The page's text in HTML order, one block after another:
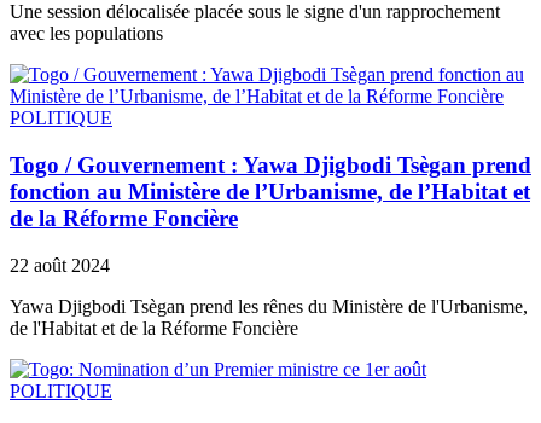
Une session délocalisée placée sous le signe d'un rapprochement
avec les populations
POLITIQUE
Togo / Gouvernement : Yawa Djigbodi Tsègan prend
fonction au Ministère de l’Urbanisme, de l’Habitat et
de la Réforme Foncière
22 août 2024
Yawa Djigbodi Tsègan prend les rênes du Ministère de l'Urbanisme,
de l'Habitat et de la Réforme Foncière
POLITIQUE